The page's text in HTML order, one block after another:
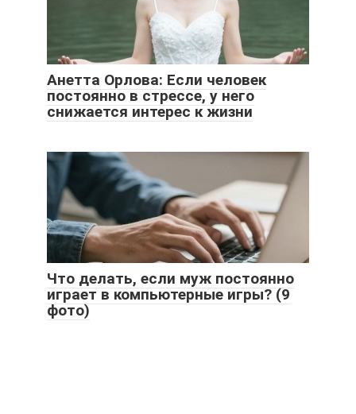
Анетта Орлова: Если человек
постоянно в стрессе, у него
снижается интерес к жизни
Что делать, если муж постоянно
играет в компьютерные игры? (9
фото)